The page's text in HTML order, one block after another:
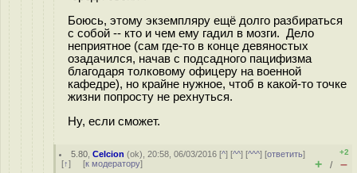
Боюсь, этому экземпляру ещё долго разбираться
с собой -- кто и чем ему гадил в мозги. Дело
неприятное (сам где-то в конце девяностых
озадачился, начав с подсадного пацифизма
благодаря толковому офицеру на военной
кафедре), но крайне нужное, чтоб в какой-то точке
жизни попросту не рехнуться.
Ну, если сможет.
5.80 ,Celcion (ok), 20:58, 06/03/2016 [^] [^^] [^^^] [ответить]
[↑] [к модератору]
+2
+ / –